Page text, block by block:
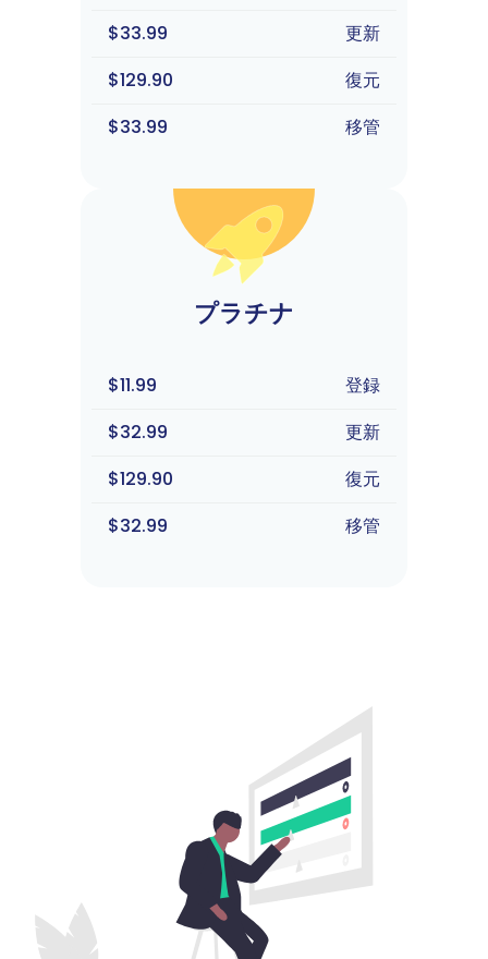
$33.99
更新
$129.90
復元
$33.99
移管
プラチナ
$11.99
登録
$32.99
更新
$129.90
復元
$32.99
移管